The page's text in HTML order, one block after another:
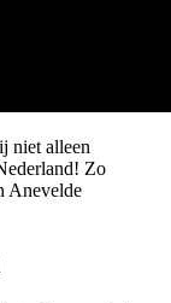
niet alleen
Zo
Anevelde